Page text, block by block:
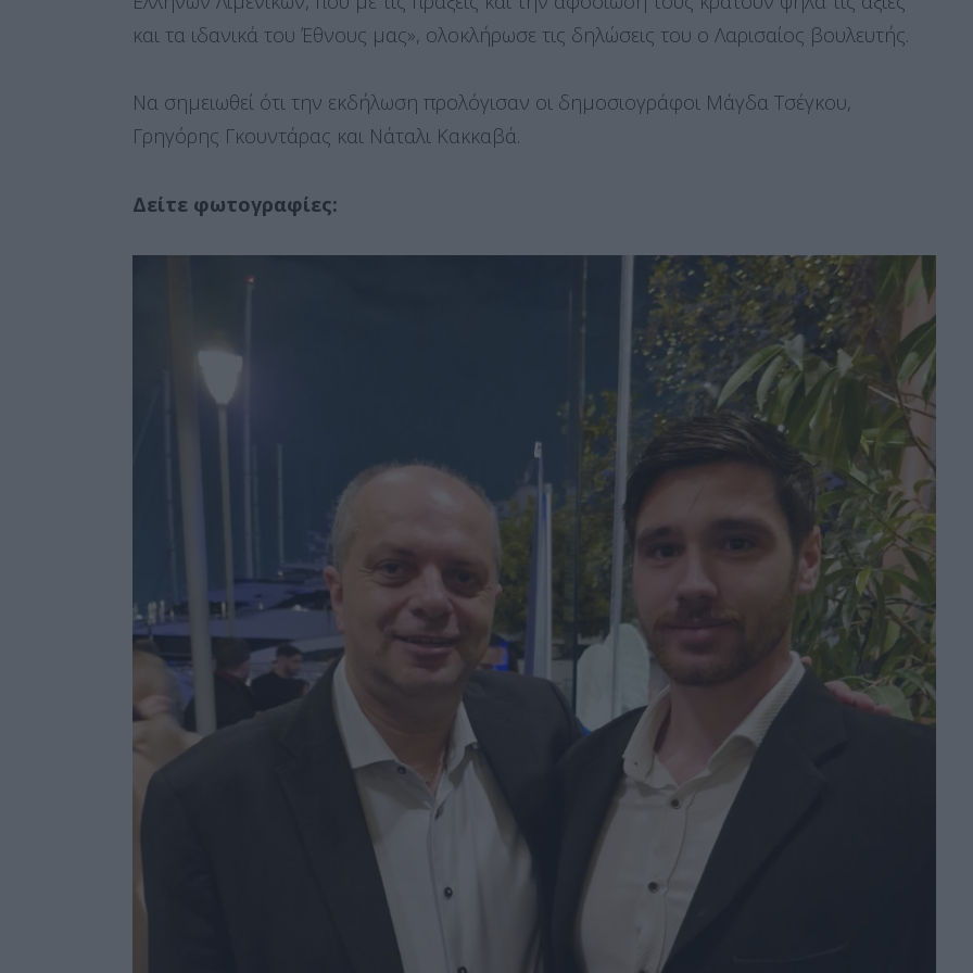
και τα ιδανικά του Έθνους μας», ολοκλήρωσε τις δηλώσεις του ο Λαρισαίος βουλευτής.
Να σημειωθεί ότι την εκδήλωση προλόγισαν οι δημοσιογράφοι Μάγδα Τσέγκου,
Γρηγόρης Γκουντάρας και Νάταλι Κακκαβά.
Δείτε φωτογραφίες: